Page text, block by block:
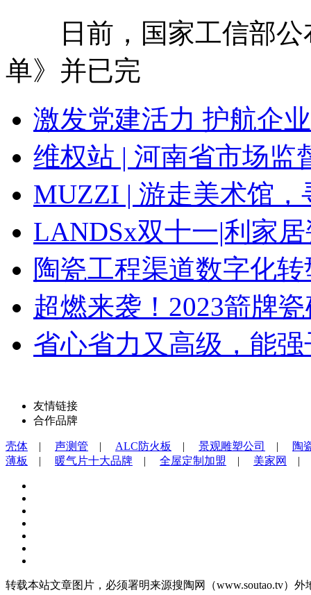
日前，国家工信部公
单》并已完
激发党建活力 护航企
维权站 | 河南省市场监
MUZZI | 游走美术馆
LANDSx双十一|利家
陶瓷工程渠道数字化
超燃来袭！2023箭牌
省心省力又高级，能
友情链接
合作品牌
壳体 | 声测管 | ALC防火板 | 景观雕塑公司 |
陶
薄板
| 暖气片十大品牌 | 全屋定制加盟 | 美家网 |
转载本站文章图片，必须署明来源搜陶网（www.soutao.tv）外